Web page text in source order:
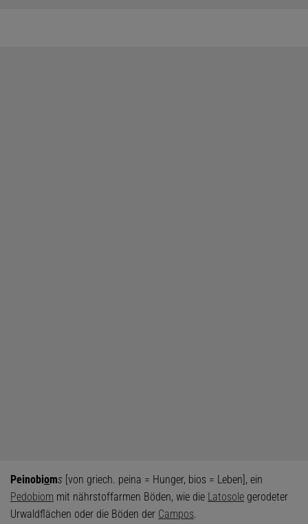
Peinobioms [von griech. peina = Hunger, bios = Leben], ein
Pedobiom mit nährstoffarmen Böden, wie die Latosole gerodeter
Urwaldflächen oder die Böden der Campos.